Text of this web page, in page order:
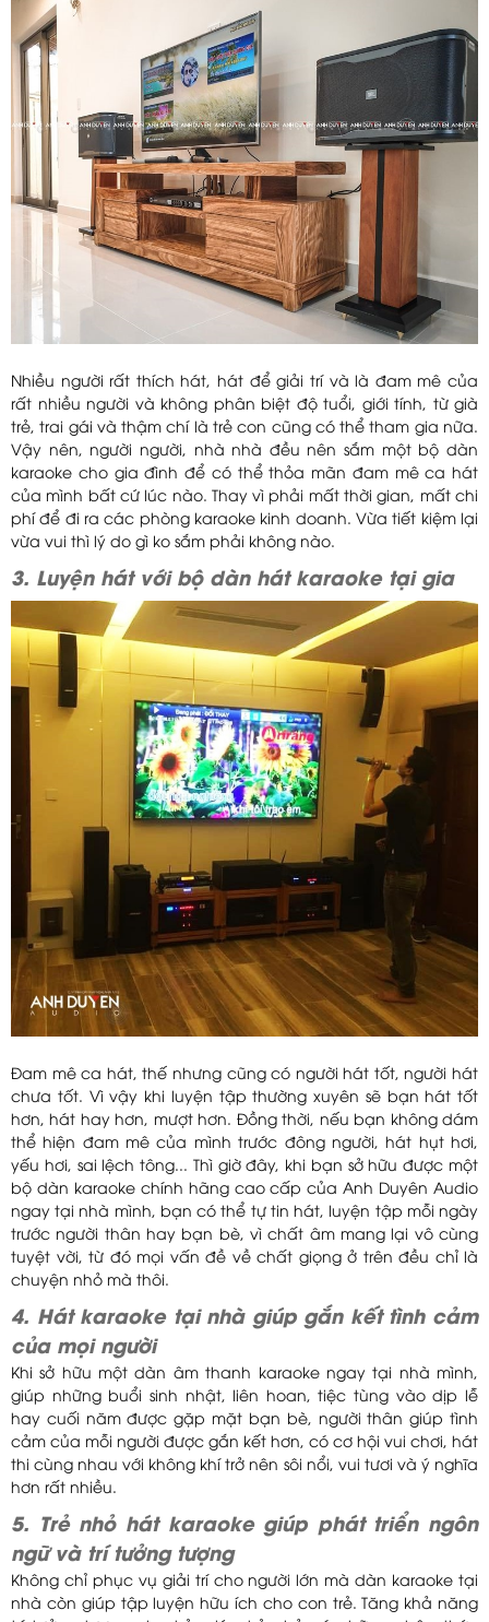
Nhiều người rất thích hát, hát để giải trí và là đam mê của
rất nhiều người và không phân biệt độ tuổi, giới tính, từ già
trẻ, trai gái và thậm chí là trẻ con cũng có thể tham gia nữa.
Vậy nên, người người, nhà nhà đều nên sắm một bộ dàn
karaoke cho gia đình để có thể thỏa mãn đam mê ca hát
của mình bất cứ lúc nào. Thay vì phải mất thời gian, mất chi
phí để đi ra các phòng karaoke kinh doanh. Vừa tiết kiệm lại
vừa vui thì lý do gì ko sắm phải không nào.
3. Luyện hát với bộ dàn hát karaoke tại gia
Đam mê ca hát, thế nhưng cũng có người hát tốt, người hát
chưa tốt. Vì vậy khi luyện tập thường xuyên sẽ bạn hát tốt
hơn, hát hay hơn, mượt hơn. Đồng thời, nếu bạn không dám
thể hiện đam mê của mình trước đông người, hát hụt hơi,
yếu hơi, sai lệch tông... Thì giờ đây, khi bạn sở hữu được một
bộ dàn karaoke chính hãng cao cấp của Anh Duyên Audio
ngay tại nhà mình, bạn có thể tự tin hát, luyện tập mỗi ngày
trước người thân hay bạn bè, vì chất âm mang lại vô cùng
tuyệt vời, từ đó mọi vấn đề về chất giọng ở trên đều chỉ là
chuyện nhỏ mà thôi.
4. Hát karaoke tại nhà giúp gắn kết tình cảm
của mọi người
Khi sở hữu một dàn âm thanh karaoke ngay tại nhà mình,
giúp những buổi sinh nhật, liên hoan, tiệc tùng vào dịp lễ
hay cuối năm được gặp mặt bạn bè, người thân giúp tình
cảm của mỗi người được gắn kết hơn, có cơ hội vui chơi, hát
thi cùng nhau với không khí trở nên sôi nổi, vui tươi và ý nghĩa
hơn rất nhiều.
5. Trẻ nhỏ hát karaoke giúp phát triển ngôn
ngữ và trí tưởng tượng
Không chỉ phục vụ giải trí cho người lớn mà dàn karaoke tại
nhà còn giúp tập luyện hữu ích cho con trẻ. Tăng khả năng